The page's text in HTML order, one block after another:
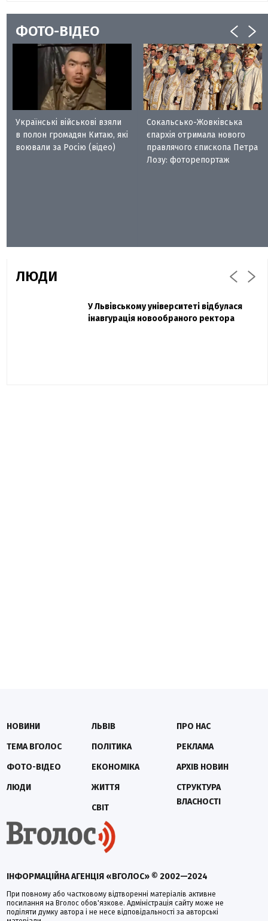
ФОТО-ВІДЕО
Українські військові взяли
в полон громадян Китаю, які
воювали за Росію (відео)
Сокальсько-Жовківська
єпархія отримала нового
правлячого єпископа Петра
Лозу: фоторепортаж
ЛЮДИ
Павло Дак
«Час не лікує, лише притуплює біль»:
Захисник "Азовсталі" Діанов вдруге
одружився та показав фото з весілля
У Львівському університеті відбулася
інавгурація новообраного ректора
ІНФОРМАЦІЙНА АГЕНЦІЯ «ВГОЛОС» © 2002—2024
При повному або частковому відтворенні матеріалів активне
посилання на Вголос обов'язкове. Адміністрація сайту може не
поділяти думку автора і не несе відповідальності за авторські
НОВИНИ
ТЕМА ВГОЛОС
ФОТО-ВІДЕО
ЛЮДИ
ЛЬВІВ
ПОЛІТИКА
ЕКОНОМІКА
ЖИТТЯ
СВІТ
ПРО НАС
РЕКЛАМА
АРХІВ НОВИН
СТРУКТУРА
ВЛАСНОСТІ